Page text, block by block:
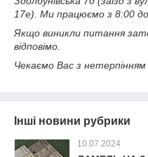
17е). Ми працюємо з 8:00
Якщо виникли питання
відповімо.
Чекаємо Вас з нетерпінням
Інші новини рубрики
10.07.2024